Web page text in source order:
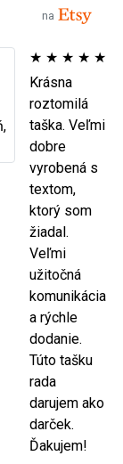
na
★ ★ ★ ★ ★
Krásna
roztomilá
taška. Veľmi
dobre
vyrobená s
textom,
ktorý som
žiadal.
Veľmi
užitočná
komunikácia
a rýchle
dodanie.
Túto tašku
rada
darujem ako
darček.
Ďakujem!